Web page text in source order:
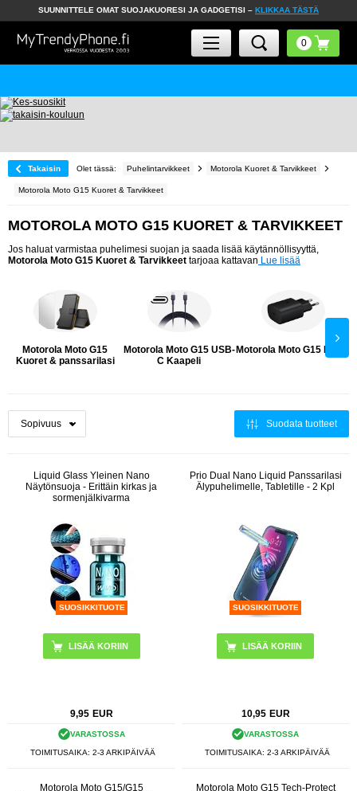
SUUNNITTELE OMAT SUOJAKUORESI JA GADGETISI – KLIKKAA TÄSTÄ
Takaisin Olet tässä: Puhelintarvikkeet Motorola Kuoret & Tarvikkeet
Motorola Moto G15 Kuoret & Tarvikkeet
MOTOROLA MOTO G15 KUORET & TARVIKKEET
Jos haluat varmistaa puhelimesi suojan ja saada lisää käytännöllisyyttä,
Motorola Moto G15 Kuoret & Tarvikkeet tarjoaa kattavan Lue lisää
Motorola Moto G15
Kuoret & panssarilasi
Motorola Moto G15 USB-
C Kaapeli
Motorola Moto G15 Laturi
Suodata tuotteet
Liquid Glass Yleinen Nano
Näytönsuoja - Erittäin kirkas ja
sormenjälkivarma
SUOSIKKITUOTE
9,95 EUR
VARASTOSSA
TOIMITUSAIKA: 2-3 ARKIPÄIVÄÄ
Prio Dual Nano Liquid Panssarilasi
Älypuhelimelle, Tabletille - 2 Kpl
SUOSIKKITUOTE
10,95 EUR
VARASTOSSA
TOIMITUSAIKA: 2-3 ARKIPÄIVÄÄ
Motorola Moto G15/G15
Motorola Moto G15 Tech-Protect